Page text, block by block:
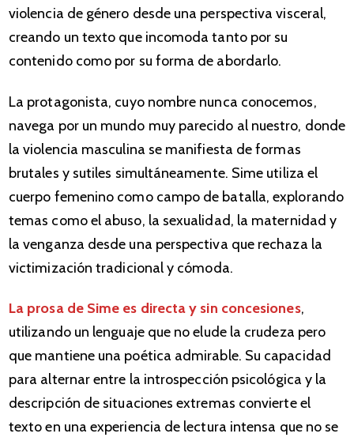
violencia de género desde una perspectiva visceral,
creando un texto que incomoda tanto por su
contenido como por su forma de abordarlo.
La protagonista, cuyo nombre nunca conocemos,
navega por un mundo muy parecido al nuestro, donde
la violencia masculina se manifiesta de formas
brutales y sutiles simultáneamente. Sime utiliza el
cuerpo femenino como campo de batalla, explorando
temas como el abuso, la sexualidad, la maternidad y
la venganza desde una perspectiva que rechaza la
victimización tradicional y cómoda.
La prosa de Sime es directa y sin concesiones,
utilizando un lenguaje que no elude la crudeza pero
que mantiene una poética admirable. Su capacidad
para alternar entre la introspección psicológica y la
descripción de situaciones extremas convierte el
texto en una experiencia de lectura intensa que no se